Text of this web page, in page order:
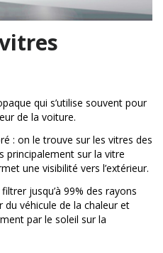
qui s’utilise souvent pour
de la voiture.
: on le trouve sur les vitres des
principalement sur la vitre
une visibilité vers l’extérieur.
jusqu’à 99% des rayons
du véhicule de la chaleur et
par le soleil sur la